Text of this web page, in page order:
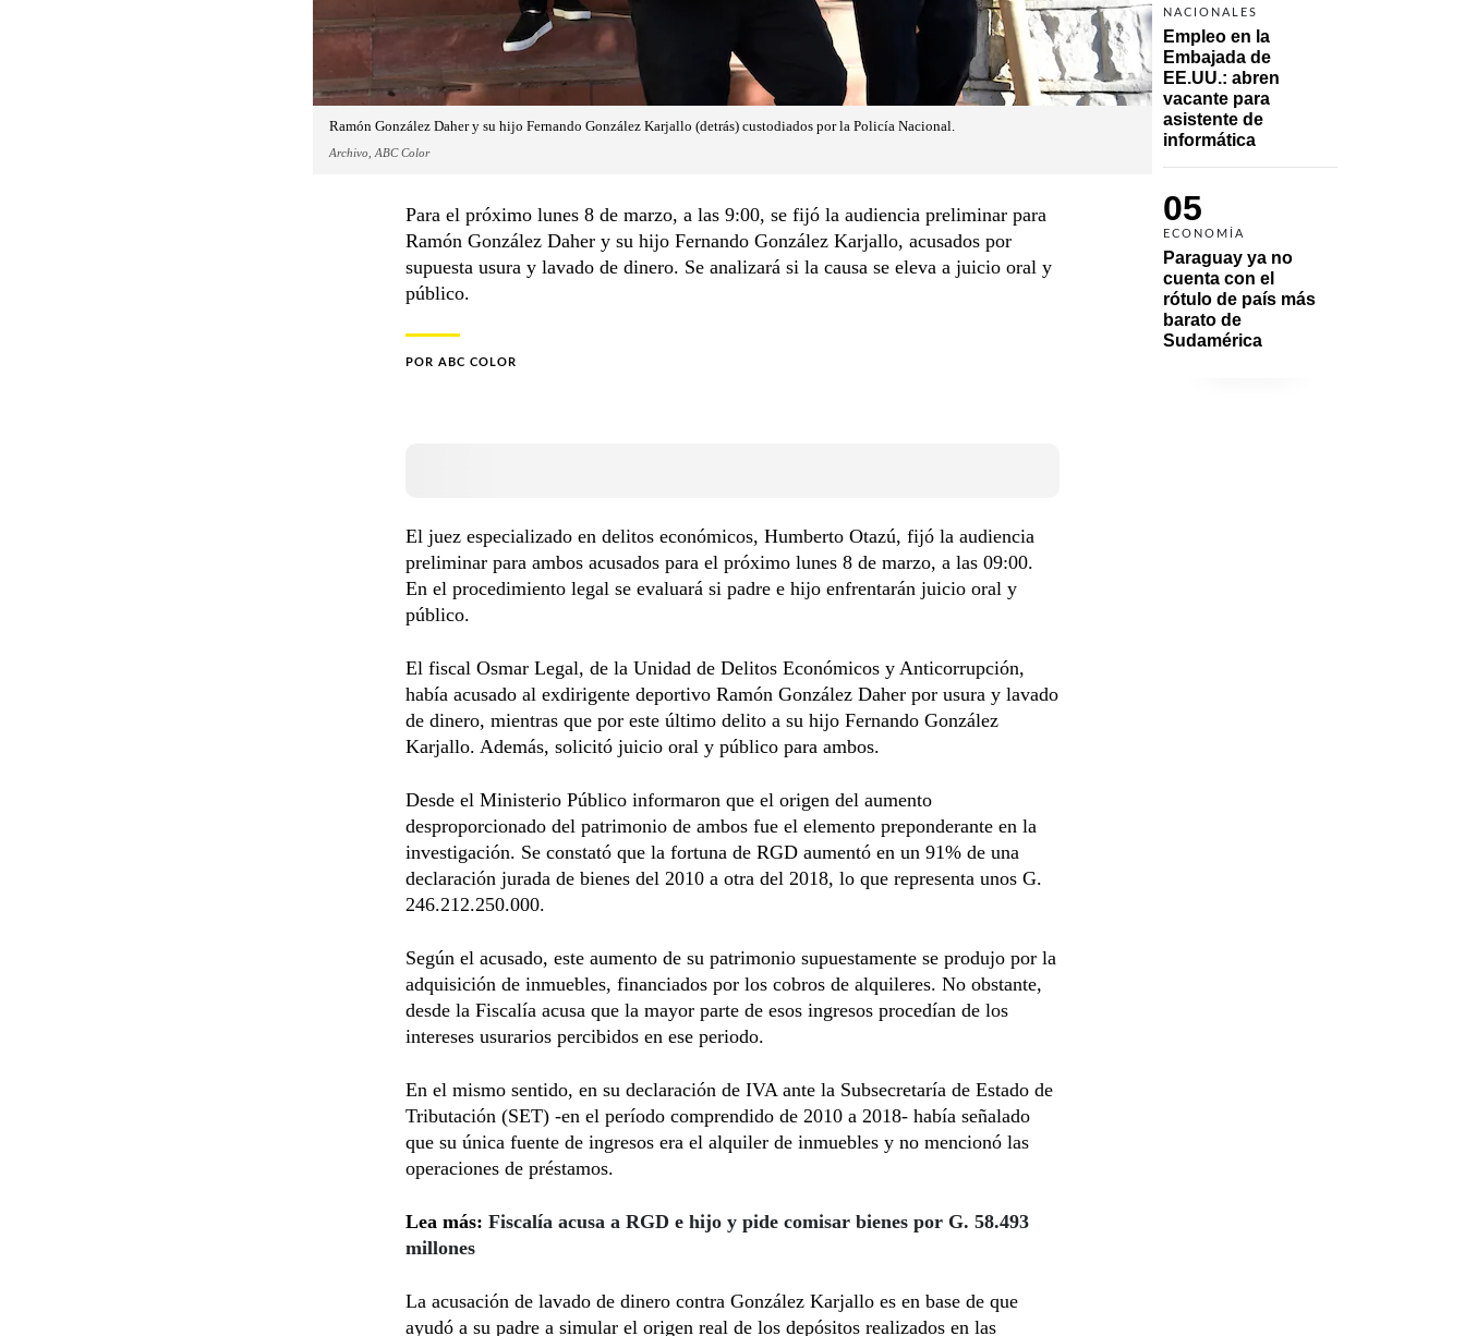
NACIONALES
Empleo en la
Embajada de
EE.UU.: abren
vacante para
asistente de
informática
05
ECONOMÍA
Paraguay ya no
cuenta con el
rótulo de país más
barato de
Sudamérica
Ramón González Daher y su hijo Fernando González Karjallo (detrás) custodiados por la Policía Nacional.
Archivo, ABC Color
Para el próximo lunes 8 de marzo, a las 9:00, se fijó la audiencia preliminar para
Ramón González Daher y su hijo Fernando González Karjallo, acusados por
supuesta usura y lavado de dinero. Se analizará si la causa se eleva a juicio oral y
público.
POR ABC COLOR
El juez especializado en delitos económicos, Humberto Otazú, fijó la audiencia
preliminar para ambos acusados para el próximo lunes 8 de marzo, a las 09:00.
En el procedimiento legal se evaluará si padre e hijo enfrentarán juicio oral y
público.
El fiscal Osmar Legal, de la Unidad de Delitos Económicos y Anticorrupción,
había acusado al exdirigente deportivo Ramón González Daher por usura y lavado
de dinero, mientras que por este último delito a su hijo Fernando González
Karjallo. Además, solicitó juicio oral y público para ambos.
Desde el Ministerio Público informaron que el origen del aumento
desproporcionado del patrimonio de ambos fue el elemento preponderante en la
investigación. Se constató que la fortuna de RGD aumentó en un 91% de una
declaración jurada de bienes del 2010 a otra del 2018, lo que representa unos G.
246.212.250.000.
Según el acusado, este aumento de su patrimonio supuestamente se produjo por la
adquisición de inmuebles, financiados por los cobros de alquileres. No obstante,
desde la Fiscalía acusa que la mayor parte de esos ingresos procedían de los
intereses usurarios percibidos en ese periodo.
En el mismo sentido, en su declaración de IVA ante la Subsecretaría de Estado de
Tributación (SET) -en el período comprendido de 2010 a 2018- había señalado
que su única fuente de ingresos era el alquiler de inmuebles y no mencionó las
operaciones de préstamos.
Lea más: Fiscalía acusa a RGD e hijo y pide comisar bienes por G. 58.493
millones
La acusación de lavado de dinero contra González Karjallo es en base de que
ayudó a su padre a simular el origen real de los depósitos realizados en las